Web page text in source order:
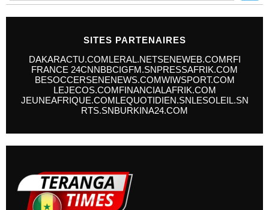
SITES PARTENAIRES
DAKARACTU.COMLERAL.NETSENEWEB.COMRFI
FRANCE 24CNNBBCIGFM.SNPRESSAFRIK.COM
BESOCCERSENENEWS.COMWIWSPORT.COM
LEJECOS.COMFINANCIALAFRIK.COM
JEUNEAFRIQUE.COMLEQUOTIDIEN.SNLESOLEIL.SN
RTS.SNBURKINA24.COM